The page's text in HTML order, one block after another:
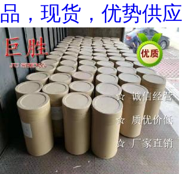
品，现货，优势供应